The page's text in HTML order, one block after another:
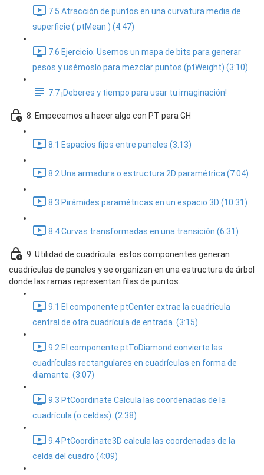
7.5 Atracción de puntos en una curvatura media de
superficie ( ptMean ) (4:47)
7.6 Ejercicio: Usemos un mapa de bits para generar
pesos y usémoslo para mezclar puntos (ptWeight) (3:10)
7.7 ¡Deberes y tiempo para usar tu imaginación!
8. Empecemos a hacer algo con PT para GH
8.1 Espacios fijos entre paneles (3:13)
8.2 Una armadura o estructura 2D paramétrica (7:04)
8.3 Pirámides paramétricas en un espacio 3D (10:31)
8.4 Curvas transformadas en una transición (6:31)
9. Utilidad de cuadrícula: estos componentes generan
cuadrículas de paneles y se organizan en una estructura de árbol
donde las ramas representan filas de puntos.
9.1 El componente ptCenter extrae la cuadrícula
central de otra cuadrícula de entrada. (3:15)
9.2 El componente ptToDiamond convierte las
cuadrículas rectangulares en cuadrículas en forma de
diamante. (3:07)
9.3 PtCoordinate Calcula las coordenadas de la
cuadrícula (o celdas). (2:38)
9.4 PtCoordinate3D calcula las coordenadas de la
celda del cuadro (4:09)